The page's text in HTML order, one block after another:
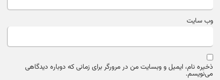
وب‌ سایت
ذخیره نام، ایمیل و وبسایت من در مرورگر برای زمانی که دوباره دیدگاهی
می‌نویسم.